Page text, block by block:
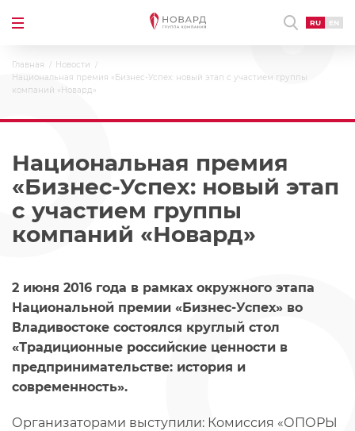
RU EN
Главная
Новости
Национальная премия «Бизнес-Успех: новый этап с участием группы
компаний «Новард»
Национальная премия
«Бизнес-Успех: новый этап
с участием группы
компаний «Новард»
2 июня 2016 года в рамках окружного этапа
Национальной премии «Бизнес-Успех» во
Владивостоке состоялся круглый стол
«Традиционные российские ценности в
предпринимательстве: история и
современность».
Организаторами выступили: Комиссия «ОПОРЫ